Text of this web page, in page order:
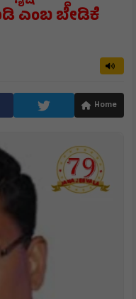
ಎಂಬ ಬೇಡಿಕೆ
Home